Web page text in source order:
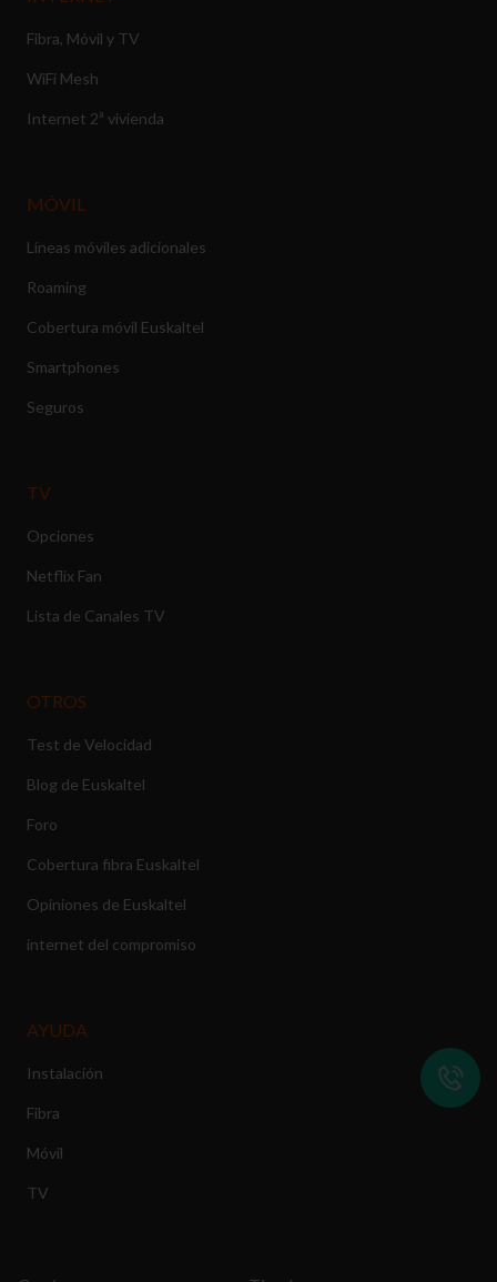
Fibra, Móvil y TV
WiFi Mesh
Internet 2ª vivienda
MÓVIL
Líneas móviles adicionales
Roaming
Cobertura móvil Euskaltel
Smartphones
Seguros
TV
Opciones
Netflix Fan
Lista de Canales TV
OTROS
Test de Velocidad
Blog de Euskaltel
Foro
Cobertura fibra Euskaltel
Opiniones de Euskaltel
internet del compromiso
AYUDA
Instalación
Fibra
Móvil
TV